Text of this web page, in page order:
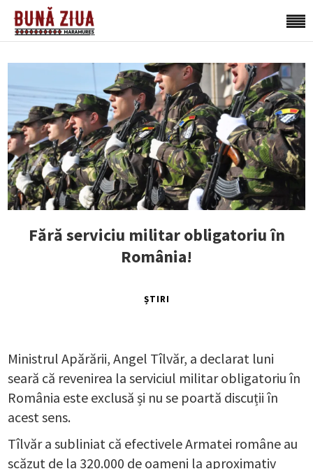
Fără serviciu militar obligatoriu în
România!
ȘTIRI
Ministrul Apărării, Angel Tîlvăr, a declarat luni
seară că revenirea la serviciul militar obligatoriu în
România este exclusă și nu se poartă discuții în
acest sens.
Tîlvăr a subliniat că efectivele Armatei române au
scăzut de la 320.000 de oameni la aproximativ